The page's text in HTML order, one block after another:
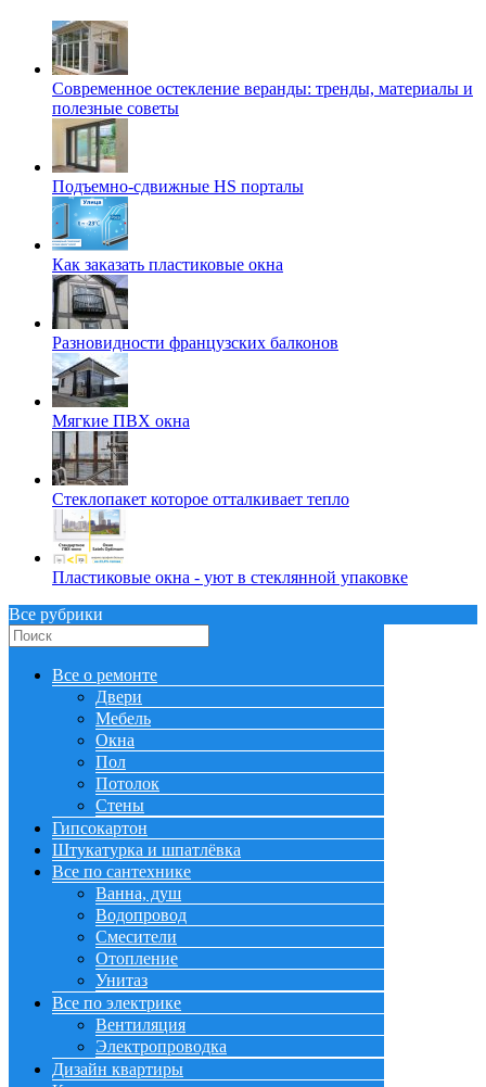
Современное остекление веранды: тренды, материалы и
полезные советы
Подъемно-сдвижные HS порталы
Как заказать пластиковые окна
Разновидности французских балконов
Мягкие ПВХ окна
Стеклопакет которое отталкивает тепло
Пластиковые окна - уют в стеклянной упаковке
Все рубрики
Все о ремонте
Двери
Мебель
Окна
Пол
Потолок
Стены
Гипсокартон
Штукатурка и шпатлёвка
Все по сантехнике
Ванна, душ
Водопровод
Смесители
Отопление
Унитаз
Все по электрике
Вентиляция
Электропроводка
Дизайн квартиры